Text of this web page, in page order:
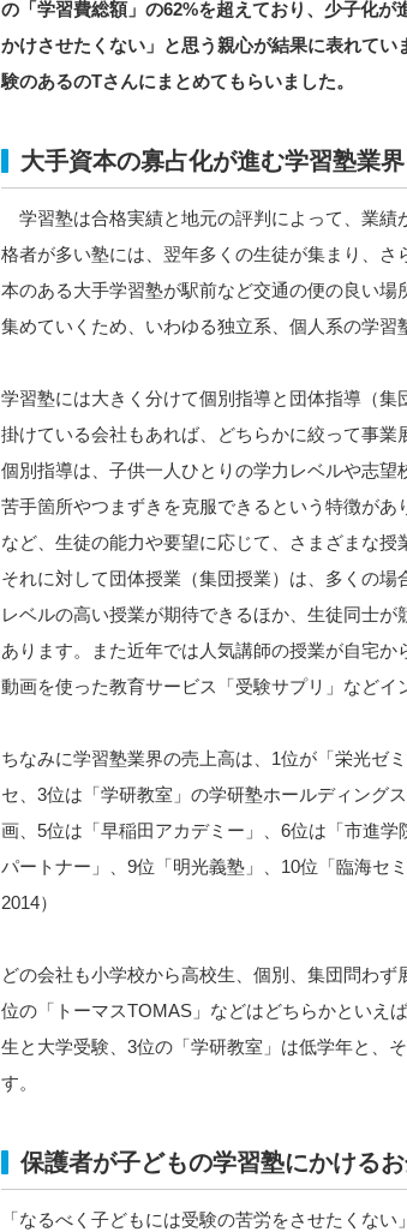
の「学習費総額」の62%を超えており、少子化
かけさせたくない」と思う親心が結果に表れて
験のあるのTさんにまとめてもらいました。
大手資本の寡占化が進む学習塾業界
学習塾は合格実績と地元の評判によって、業績
格者が多い塾には、翌年多くの生徒が集まり、
本のある大手学習塾が駅前など交通の便の良い
集めていくため、いわゆる独立系、個人系の学習
学習塾には大きく分けて個別指導と団体指導（
掛けている会社もあれば、どちらかに絞って事業
個別指導は、子供一人ひとりの学力レベルや志望
苦手箇所やつまずきを克服できるという特徴が
など、生徒の能力や要望に応じて、さまざまな授
それに対して団体授業（集団授業）は、多くの場
レベルの高い授業が期待できるほか、生徒同士
あります。また近年では人気講師の授業が自宅
動画を使った教育サービス「受験サプリ」などイ
ちなみに学習塾業界の売上高は、1位が「栄光ゼ
セ、3位は「学研教室」の学研塾ホールディング
画、5位は「早稲田アカデミー」、6位は「市進
パートナー」、9位「明光義塾」、10位「臨海セ
2014）
どの会社も小学校から高校生、個別、集団問わ
位の「トーマスTOMAS」などはどちらかといえ
生と大学受験、3位の「学研教室」は低学年と、
す。
保護者が子どもの学習塾にかけるお
「なるべく子どもには受験の苦労をさせたくな